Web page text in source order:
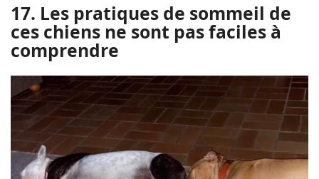
17. Les pratiques de sommeil de
ces chiens ne sont pas faciles à
comprendre